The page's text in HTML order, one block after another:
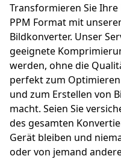
Transformieren Sie Ihre
PPM Format mit
Bildkonverter. Unser
geeignete
werden, ohne die
perfekt zum
und zum Erstellen von
macht. Seien Sie
des gesamten
Gerät bleiben und
oder von jemand